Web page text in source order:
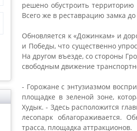
решено обустроить территорию
Всего же в реставрацию замка
Обновляется к «Дожинкам» и
и Победы, что существенно
На другом въезде, со стороны
свободным движение
- Горожане с энтузиазмом
площадке в зеленой зоне,
Худык. - Здесь расположится
лесопарк облагораживается.
трасса, площадка аттракционов.